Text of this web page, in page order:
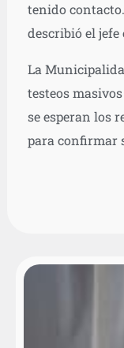
tenido
describió el
La
testeos
se esperan los
para confirmar